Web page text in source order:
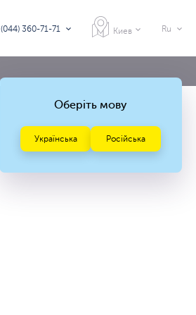
(044) 360-71-71 Киев Ru
Оберіть мову
Українська Російська